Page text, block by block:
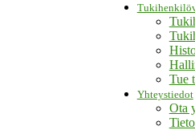
Tue
Yhteystiedot
Ota